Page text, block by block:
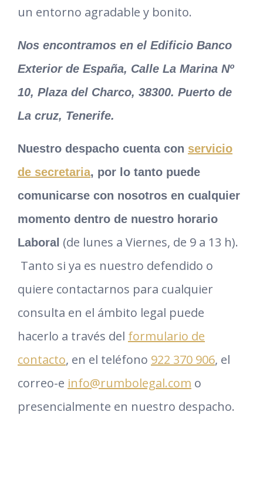
un entorno agradable y bonito.
Nos encontramos en el Edificio Banco
Exterior de España, Calle La Marina Nº
10, Plaza del Charco, 38300. Puerto de
La cruz, Tenerife.
Nuestro despacho cuenta con servicio
de secretaria, por lo tanto puede
comunicarse con nosotros en cualquier
momento dentro de nuestro horario
Laboral (de lunes a Viernes, de 9 a 13 h).
Tanto si ya es nuestro defendido o
quiere contactarnos para cualquier
consulta en el ámbito legal puede
hacerlo a través del formulario de
contacto, en el teléfono 922 370 906, el
correo-e info@rumbolegal.com o
presencialmente en nuestro despacho.